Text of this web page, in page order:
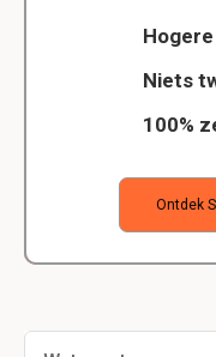
Niets
100%
Ontdek